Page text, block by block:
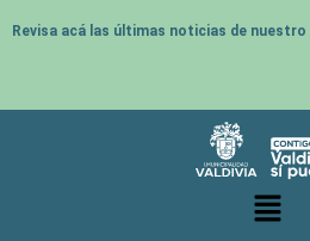
Revisa acá las últimas noticias de nuestro